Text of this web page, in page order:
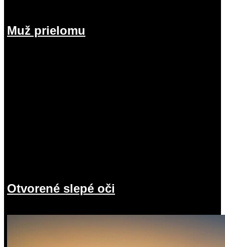
Muž prielomu
Otvorené slepé oči